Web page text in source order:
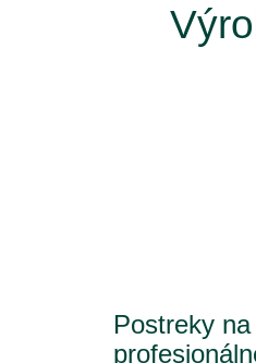
Postreky na